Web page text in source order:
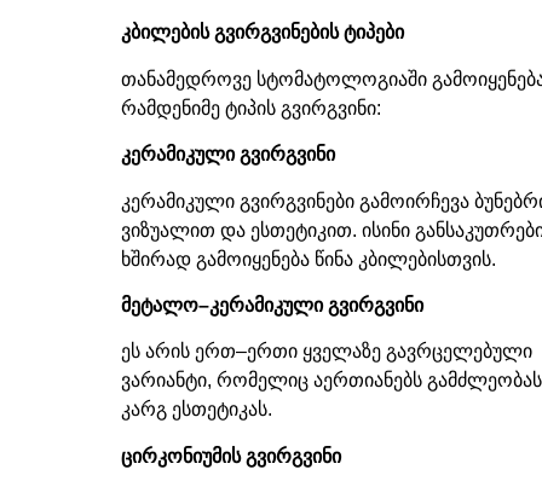
კბილების გვირგვინების ტიპები
თანამედროვე სტომატოლოგიაში
რამდენიმე ტიპის გვირგვინი:
კერამიკული გვირგვინი
კერამიკული გვირგვინები გამოირჩევა
ვიზუალით და ესთეტიკით. ისინი
ხშირად გამოიყენება წინა კბილებისთვის.
მეტალო–კერამიკული გვირგვინი
ეს არის ერთ–ერთი ყველაზე გავრცელებული
ვარიანტი, რომელიც აერთიანებს
კარგ ესთეტიკას.
ცირკონიუმის გვირგვინი